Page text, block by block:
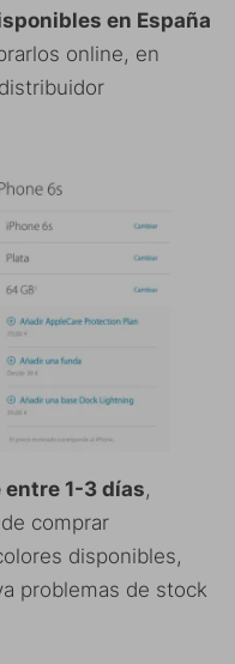
en España
online, en
1-3 días,
comprar
disponibles,
problemas de stock